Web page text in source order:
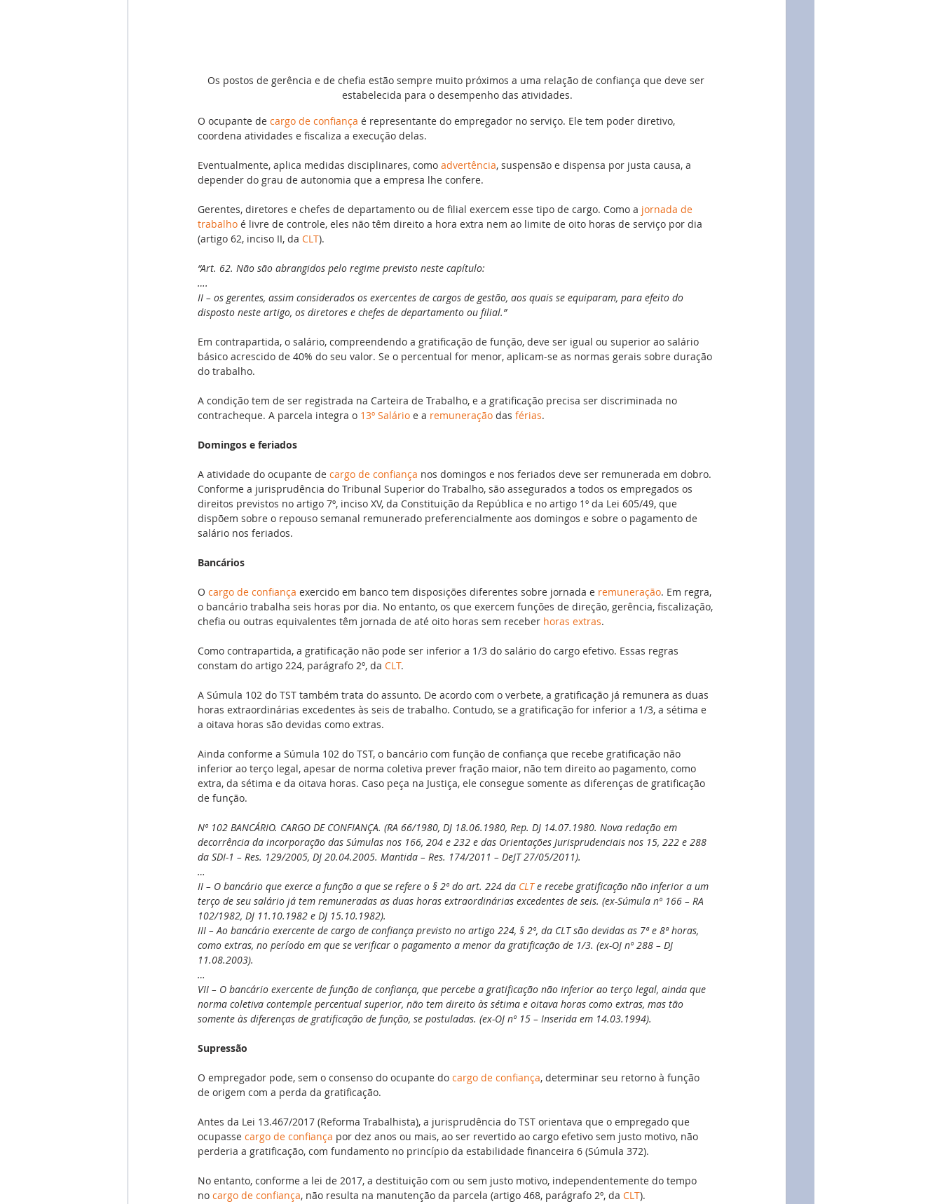
Os postos de gerência e de chefia estão sempre muito próximos a uma relação de confiança que deve ser
estabelecida para o desempenho das atividades.
O ocupante de cargo de confiança é representante do empregador no serviço. Ele tem poder diretivo,
coordena atividades e fiscaliza a execução delas.
Eventualmente, aplica medidas disciplinares, como advertência, suspensão e dispensa por justa causa, a
depender do grau de autonomia que a empresa lhe confere.
Gerentes, diretores e chefes de departamento ou de filial exercem esse tipo de cargo. Como a jornada de
trabalho é livre de controle, eles não têm direito a hora extra nem ao limite de oito horas de serviço por dia
(artigo 62, inciso II, da CLT).
“Art. 62. Não são abrangidos pelo regime previsto neste capítulo:
….
II – os gerentes, assim considerados os exercentes de cargos de gestão, aos quais se equiparam, para efeito do
disposto neste artigo, os diretores e chefes de departamento ou filial.”
Em contrapartida, o salário, compreendendo a gratificação de função, deve ser igual ou superior ao salário
básico acrescido de 40% do seu valor. Se o percentual for menor, aplicam-se as normas gerais sobre duração
do trabalho.
A condição tem de ser registrada na Carteira de Trabalho, e a gratificação precisa ser discriminada no
contracheque. A parcela integra o 13º Salário e a remuneração das férias.
Domingos e feriados
A atividade do ocupante de cargo de confiança nos domingos e nos feriados deve ser remunerada em dobro.
Conforme a jurisprudência do Tribunal Superior do Trabalho, são assegurados a todos os empregados os
direitos previstos no artigo 7º, inciso XV, da Constituição da República e no artigo 1º da Lei 605/49, que
dispõem sobre o repouso semanal remunerado preferencialmente aos domingos e sobre o pagamento de
salário nos feriados.
Bancários
O cargo de confiança exercido em banco tem disposições diferentes sobre jornada e remuneração. Em regra,
o bancário trabalha seis horas por dia. No entanto, os que exercem funções de direção, gerência, fiscalização,
chefia ou outras equivalentes têm jornada de até oito horas sem receber horas extras.
Como contrapartida, a gratificação não pode ser inferior a 1/3 do salário do cargo efetivo. Essas regras
constam do artigo 224, parágrafo 2º, da CLT.
A Súmula 102 do TST também trata do assunto. De acordo com o verbete, a gratificação já remunera as duas
horas extraordinárias excedentes às seis de trabalho. Contudo, se a gratificação for inferior a 1/3, a sétima e
a oitava horas são devidas como extras.
Ainda conforme a Súmula 102 do TST, o bancário com função de confiança que recebe gratificação não
inferior ao terço legal, apesar de norma coletiva prever fração maior, não tem direito ao pagamento, como
extra, da sétima e da oitava horas. Caso peça na Justiça, ele consegue somente as diferenças de gratificação
de função.
Nº 102 BANCÁRIO. CARGO DE CONFIANÇA. (RA 66/1980, DJ 18.06.1980, Rep. DJ 14.07.1980. Nova redação em
decorrência da incorporação das Súmulas nos 166, 204 e 232 e das Orientações Jurisprudenciais nos 15, 222 e 288
da SDI-1 – Res. 129/2005, DJ 20.04.2005. Mantida – Res. 174/2011 – DeJT 27/05/2011).
…
II – O bancário que exerce a função a que se refere o § 2º do art. 224 da CLT e recebe gratificação não inferior a um
terço de seu salário já tem remuneradas as duas horas extraordinárias excedentes de seis. (ex-Súmula nº 166 – RA
102/1982, DJ 11.10.1982 e DJ 15.10.1982).
III – Ao bancário exercente de cargo de confiança previsto no artigo 224, § 2º, da CLT são devidas as 7ª e 8ª horas,
como extras, no período em que se verificar o pagamento a menor da gratificação de 1/3. (ex-OJ nº 288 – DJ
11.08.2003).
…
VII – O bancário exercente de função de confiança, que percebe a gratificação não inferior ao terço legal, ainda que
norma coletiva contemple percentual superior, não tem direito às sétima e oitava horas como extras, mas tão
somente às diferenças de gratificação de função, se postuladas. (ex-OJ nº 15 – Inserida em 14.03.1994).
Supressão
O empregador pode, sem o consenso do ocupante do cargo de confiança, determinar seu retorno à função
de origem com a perda da gratificação.
Antes da Lei 13.467/2017 (Reforma Trabalhista), a jurisprudência do TST orientava que o empregado que
ocupasse cargo de confiança por dez anos ou mais, ao ser revertido ao cargo efetivo sem justo motivo, não
perderia a gratificação, com fundamento no princípio da estabilidade financeira 6 (Súmula 372).
No entanto, conforme a lei de 2017, a destituição com ou sem justo motivo, independentemente do tempo
no cargo de confiança, não resulta na manutenção da parcela (artigo 468, parágrafo 2º, da CLT).